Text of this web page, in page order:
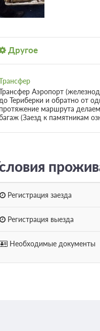
Другое
Аэропорт
Териберки и обратно от
маршрута
(Заезд к памятникам
Регистрация заезда
Регистрация выезда
Необходимые документы